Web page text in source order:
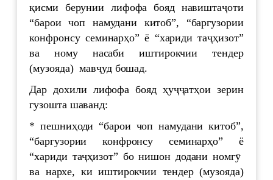
қисми берунии лифофа бояд навиштаҷоти
“барои чоп намудани китоб”, “баргузории
конфронсу семинарҳо” ё “хариди таҷҳизот”
ва ному насаби иштирокчии тендер
(музояда) мавҷуд бошад.
Дар дохили лифофа бояд ҳуҷҷатҳои зерин
гузошта шаванд:
* пешниҳоди “барои чоп намудани китоб”,
“баргузории конфронсу семинарҳо” ё
“хариди таҷҳизот” бо нишон додани номгӯ
ва нархе, ки иштирокчии тендер (музояда)